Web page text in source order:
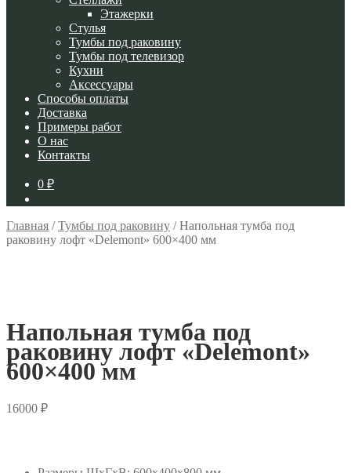
Этажерки
Стулья
Тумбы под раковину
Тумбы под телевизор
Кухни
Аксессуары
Способы оплаты
Доставка
Примеры работ
О нас
Контакты
0 ₽
Главная /Тумбы под раковину /Напольная тумба под
раковину лофт «Delemont» 600×400 мм
Напольная тумба под
раковину лофт «Delemont»
600×400 мм
16000 ₽